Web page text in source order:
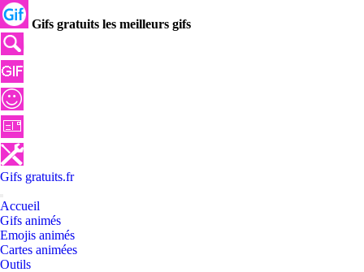
Gifs gratuits les meilleurs gifs
Gifs gratuits.fr
Accueil
Gifs animés
Emojis animés
Cartes animées
Outils